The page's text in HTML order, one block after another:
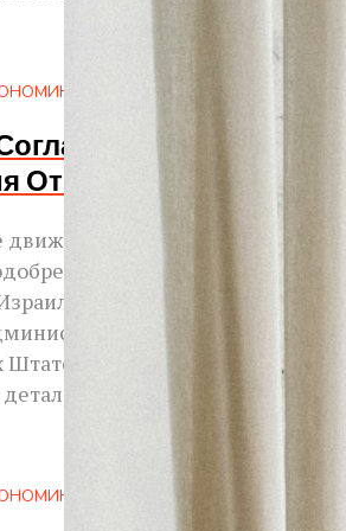
План
От США
движение ХАМАС
плана
который был
Америки. Более
будут обсуждать на...